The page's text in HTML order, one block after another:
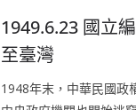
1949.6.23 國立
至臺灣
1948年末，中華民國政